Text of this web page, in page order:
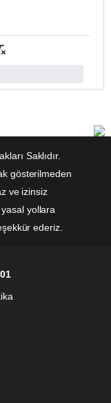
Saklıdır.
gösterilmeden
ve izinsiz
yasal yollara
ederiz.